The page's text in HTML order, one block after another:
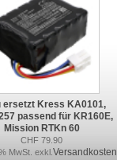
ersetzt Kress KA0101,
passend für KR160E,
Mission RTKn 60
CHF 79.90
MwSt. exkl. Versandkosten